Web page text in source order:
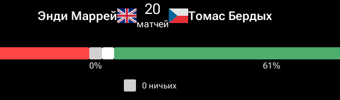
Энди Маррей 20
матчей
Томас Бердых
0% 61%
0 ничьих